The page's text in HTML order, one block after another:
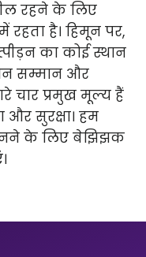
रहने के लिए
रहता है। हिमून पर,
का कोई स्थान
सम्मान और
चार प्रमुख मूल्य हैं
और सुरक्षा। हम
के लिए बेझिझक